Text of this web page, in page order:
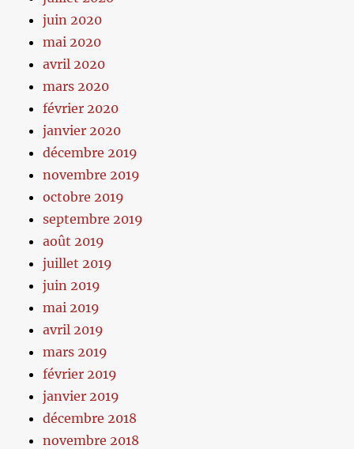
juin 2020
mai 2020
avril 2020
mars 2020
février 2020
janvier 2020
décembre 2019
novembre 2019
octobre 2019
septembre 2019
août 2019
juillet 2019
juin 2019
mai 2019
avril 2019
mars 2019
février 2019
janvier 2019
décembre 2018
novembre 2018